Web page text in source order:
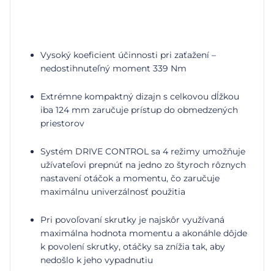
Vysoký koeficient účinnosti pri zaťažení –
nedostihnuteľný moment 339 Nm
Extrémne kompaktný dizajn s celkovou dĺžkou
iba 124 mm zaručuje prístup do obmedzených
priestorov
Systém DRIVE CONTROL sa 4 režimy umožňuje
užívateľovi prepnúť na jedno zo štyroch rôznych
nastavení otáčok a momentu, čo zaručuje
maximálnu univerzálnosť použitia
Pri povoľovaní skrutky je najskôr využívaná
maximálna hodnota momentu a akonáhle dôjde
k povolení skrutky, otáčky sa znížia tak, aby
nedošlo k jeho vypadnutiu